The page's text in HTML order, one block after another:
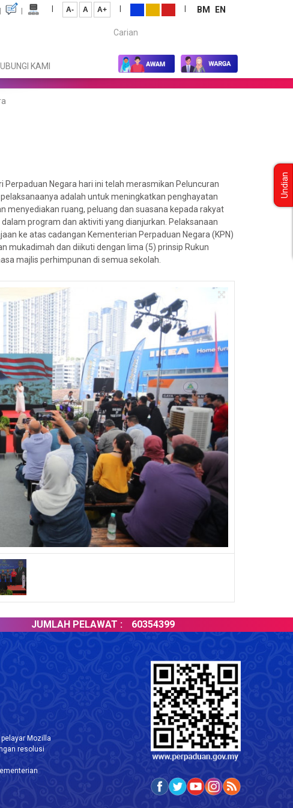
| | | A- A A+ | | BM
EN
Carian...
KAMI
Perpaduan Negara hari ini telah merasmikan Peluncuran
adalah untuk meningkatkan penghayatan
menyediakan ruang, peluang dan suasana kepada rakyat
program dan aktiviti yang dianjurkan. Pelaksanaan
ke atas cadangan Kementerian Perpaduan Negara (KPN)
mukadimah dan diikuti dengan lima (5) prinsip Rukun
majlis perhimpunan di semua sekolah.
JUMLAH PELAWAT : 60354399
Mozilla
resolusi
Undian